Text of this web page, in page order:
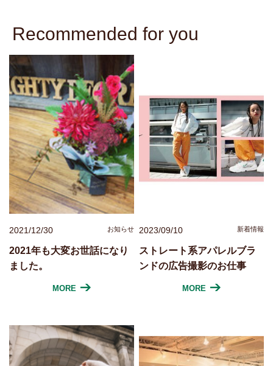
Recommended for you
2021/12/30 お知らせ
2021年も大変お世話になり
ました。
MORE
2023/09/10 新着情報
ストレート系アパレルブラ
ンドの広告撮影のお仕事
MORE